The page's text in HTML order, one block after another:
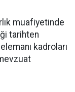
muafiyetinde
tarihten
kadroları